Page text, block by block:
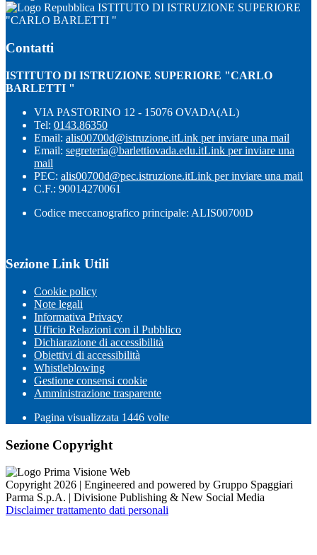
ISTITUTO DI ISTRUZIONE SUPERIORE
"CARLO BARLETTI "
Contatti
ISTITUTO DI ISTRUZIONE SUPERIORE "CARLO
BARLETTI "
VIA PASTORINO 12 - 15076 OVADA(AL)
Tel: 0143.86350
Email: alis00700d@istruzione.itLink per inviare una mail
Email: segreteria@barlettiovada.edu.itLink per inviare una
mail
PEC: alis00700d@pec.istruzione.itLink per inviare una mail
C.F.: 90014270061
Codice meccanografico principale: ALIS00700D
Sezione Link Utili
Cookie policy
Note legali
Informativa Privacy
Ufficio Relazioni con il Pubblico
Dichiarazione di accessibilità
Obiettivi di accessibilità
Whistleblowing
Gestione consensi cookie
Amministrazione trasparente
Pagina visualizzata 1446 volte
Sezione Copyright
Copyright 2026 | Engineered and powered by Gruppo Spaggiari
Parma S.p.A. | Divisione Publishing & New Social Media
Disclaimer trattamento dati personali